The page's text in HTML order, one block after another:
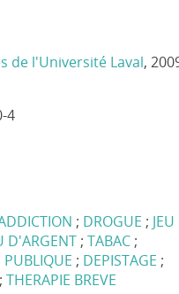
de l'Université Laval,
4
; DROGUE ; JEU
D'ARGENT ;TABAC ;
PUBLIQUE ; DEPISTAGE ;
;THERAPIE BREVE